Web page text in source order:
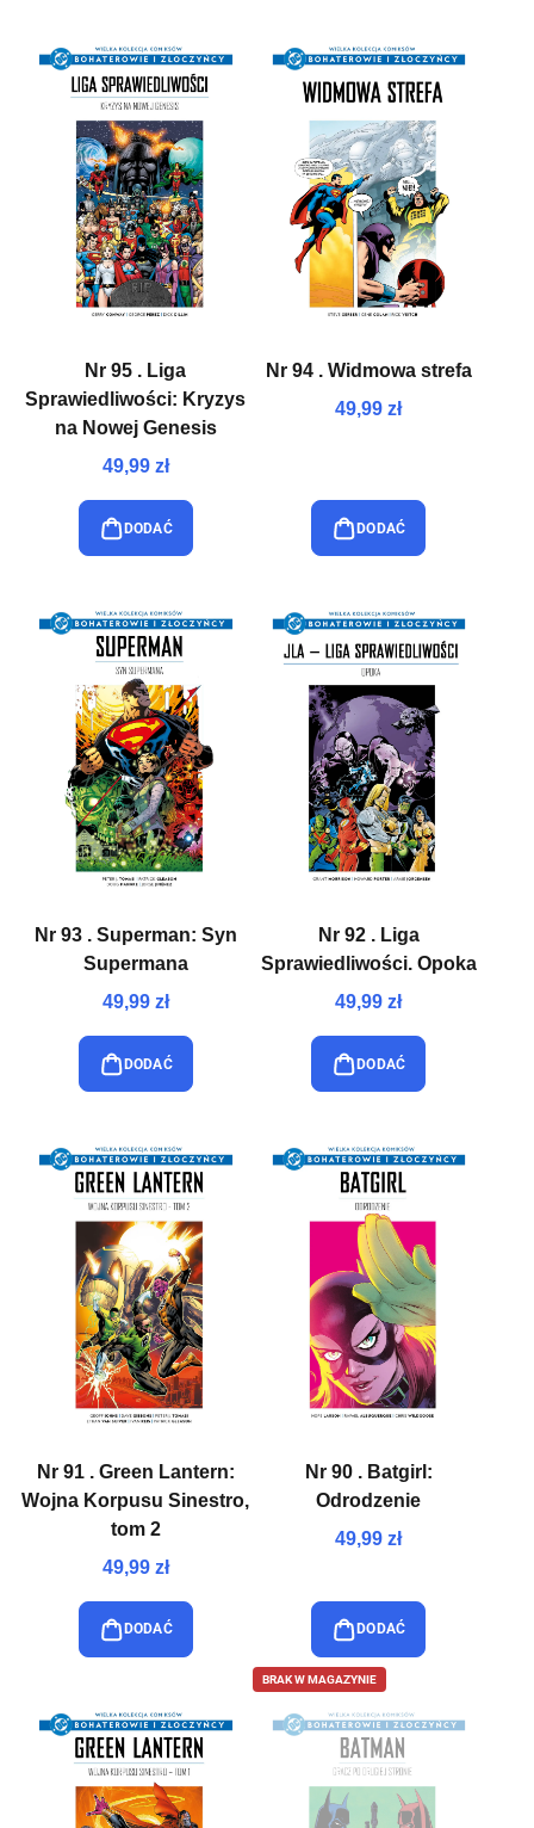
Nr 95 . Liga
Sprawiedliwości: Kryzys
na Nowej Genesis
49,99 zł
DODAĆ
Nr 94 . Widmowa strefa
49,99 zł
DODAĆ
Nr 93 . Superman: Syn
Supermana
49,99 zł
DODAĆ
Nr 92 . Liga
Sprawiedliwości. Opoka
49,99 zł
DODAĆ
Nr 91 . Green Lantern:
Wojna Korpusu Sinestro,
tom 2
49,99 zł
DODAĆ
Nr 90 . Batgirl:
Odrodzenie
49,99 zł
DODAĆ
BRAK W MAGAZYNIE